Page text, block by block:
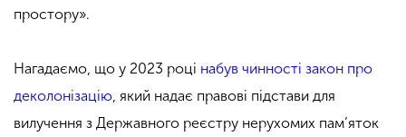
простору».
Нагадаємо, що у 2023 році набув чинності закон про
деколонізацію, який надає правові підстави для
вилучення з Державного реєстру нерухомих пам’яток